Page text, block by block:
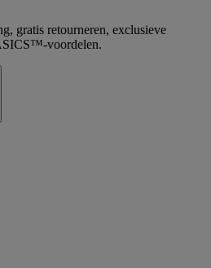
gratis retourneren, exclusieve
voordelen.